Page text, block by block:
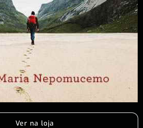
Ver na loja